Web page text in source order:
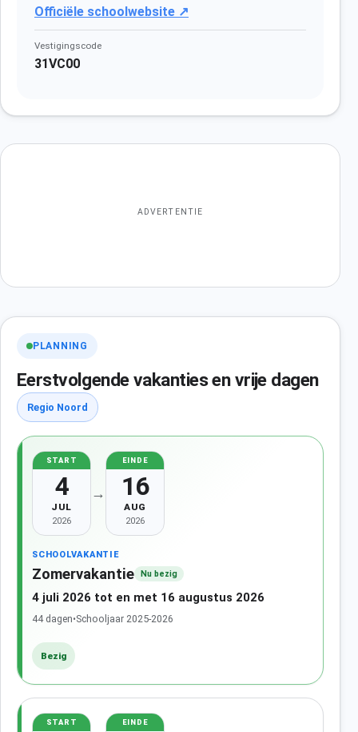
Officiële schoolwebsite ↗
Vestigingscode
31VC00
ADVERTENTIE
PLANNING
Eerstvolgende vakanties en vrije dagen
Regio Noord
START
4
JUL
2026
→
EINDE
16
AUG
2026
SCHOOLVAKANTIE
Zomervakantie Nu bezig
4 juli 2026 tot en met 16 augustus 2026
44 dagen•Schooljaar 2025-2026
Bezig
START EINDE